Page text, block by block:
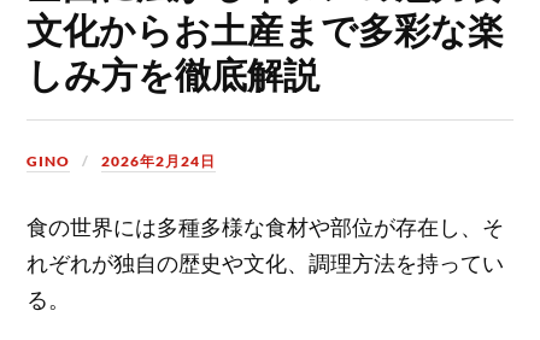
文化からお土産まで多彩な楽
しみ方を徹底解説
GINO 2026年2月24日
食の世界には多種多様な食材や部位が存在し、そ
れぞれが独自の歴史や文化、調理方法を持ってい
る。